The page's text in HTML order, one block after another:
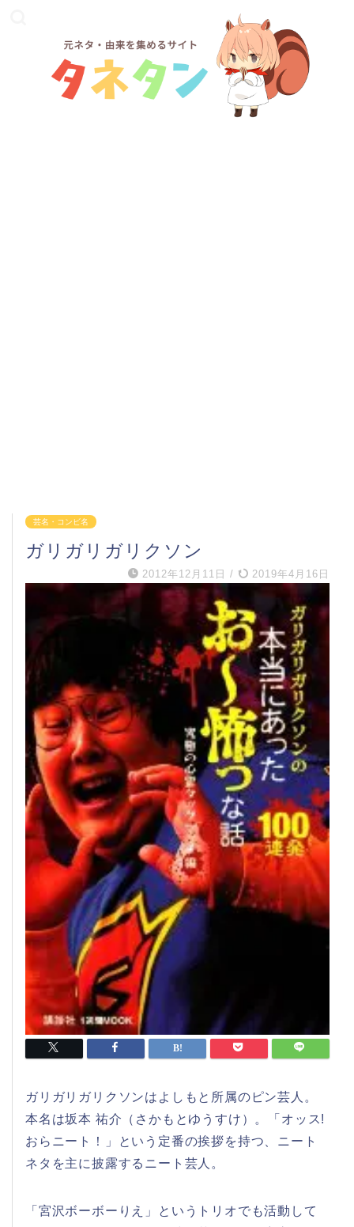
芸名・コンビ名
ガリガリガリクソン
2012年12月11日 / 2019年4月16日
ガリガリガリクソンはよしもと所属のピン芸人。
本名は坂本 祐介（さかもとゆうすけ）。「オッス!
おらニート！」という定番の挨拶を持つ、ニート
ネタを主に披露するニート芸人。
「宮沢ボーボーりえ」というトリオでも活動して